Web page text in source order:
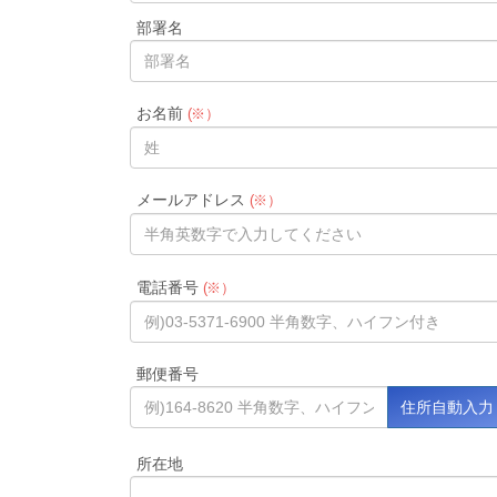
部署名
お名前(※）
メールアドレス (※）
電話番号(※）
郵便番号
所在地